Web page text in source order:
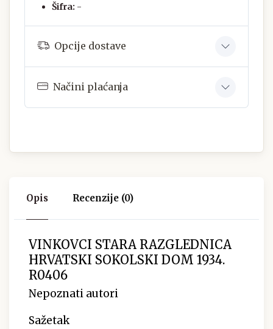
Šifra: -
Opcije dostave
Načini plaćanja
Opis Recenzije (0)
VINKOVCI STARA RAZGLEDNICA
HRVATSKI SOKOLSKI DOM 1934.
R0406
Nepoznati autori
Sažetak